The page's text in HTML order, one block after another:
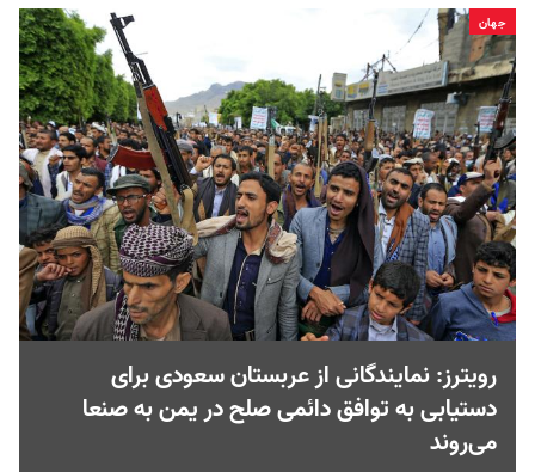
جهان
رویترز: نمایندگانی از عربستان سعودی برای
دستیابی به توافق دائمی صلح در یمن به صنعا
می‌روند